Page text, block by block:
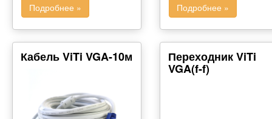
Подробнее » Подробнее »
Кабель ViTi VGA-10м Переходник ViTi
VGA(f-f)